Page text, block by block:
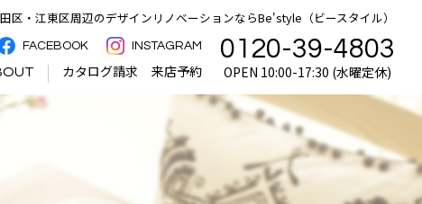
区・江東区周辺のデザインリノベーションならBe'style（ビースタイル）
FACEBOOK INSTAGRAM
カタログ請求 来店予約
0120-39-4803
OPEN 10:00-17:30 (水曜定休)